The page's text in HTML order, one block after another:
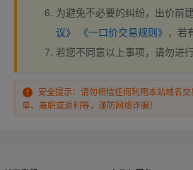
为避免不必要的纠纷，出价前
议》
《一口价交易规则》 ，若
若您不同意以上事项，请勿进
安全提示：请勿相信任何利用本站域名
单、兼职或返利等，谨防网络诈骗！